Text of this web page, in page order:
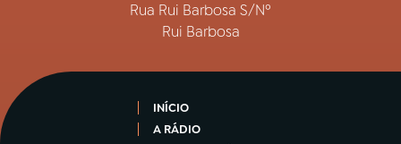
Rua Rui Barbosa S/Nº
Rui Barbosa
INÍCIO
A RÁDIO